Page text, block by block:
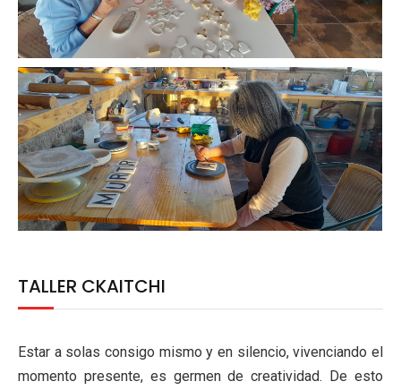
TALLER CKAITCHI
Estar a solas consigo mismo y en silencio, vivenciando el
momento presente, es germen de creatividad. De esto